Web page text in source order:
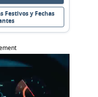
Festivos y Fechas